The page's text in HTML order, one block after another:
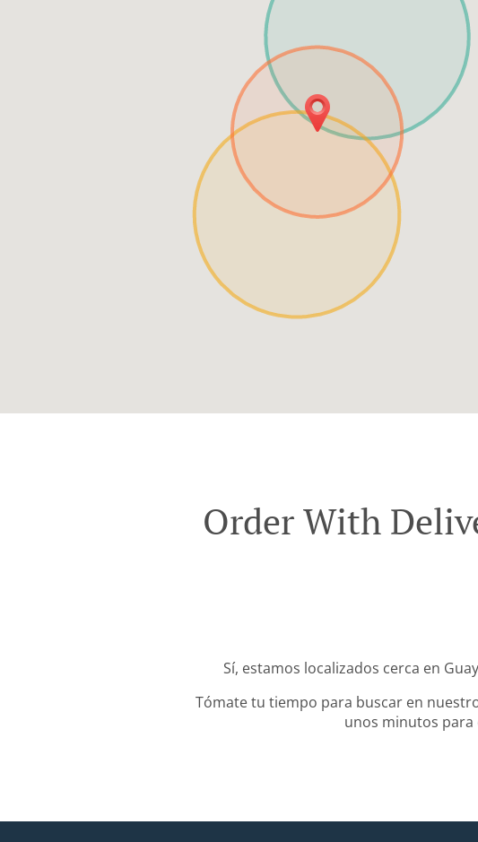
Order With
Sí, estamos localizados cerca en
Tómate tu tiempo para buscar en
unos minutos